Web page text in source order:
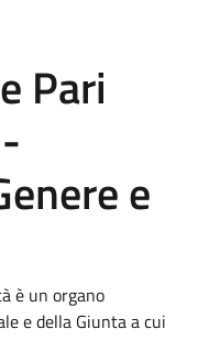
Pari
e
è un organo
e della Giunta a cui